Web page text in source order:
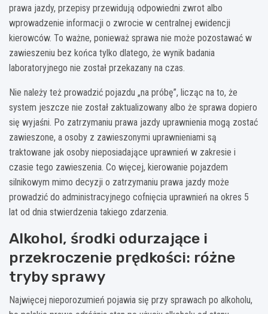
prawa jazdy, przepisy przewidują odpowiedni zwrot albo
wprowadzenie informacji o zwrocie w centralnej ewidencji
kierowców. To ważne, ponieważ sprawa nie może pozostawać w
zawieszeniu bez końca tylko dlatego, że wynik badania
laboratoryjnego nie został przekazany na czas.
Nie należy też prowadzić pojazdu „na próbę”, licząc na to, że
system jeszcze nie został zaktualizowany albo że sprawa dopiero
się wyjaśni. Po zatrzymaniu prawa jazdy uprawnienia mogą zostać
zawieszone, a osoby z zawieszonymi uprawnieniami są
traktowane jak osoby nieposiadające uprawnień w zakresie i
czasie tego zawieszenia. Co więcej, kierowanie pojazdem
silnikowym mimo decyzji o zatrzymaniu prawa jazdy może
prowadzić do administracyjnego cofnięcia uprawnień na okres 5
lat od dnia stwierdzenia takiego zdarzenia.
Alkohol, środki odurzające i
przekroczenie prędkości: różne
tryby sprawy
Najwięcej nieporozumień pojawia się przy sprawach po alkoholu,